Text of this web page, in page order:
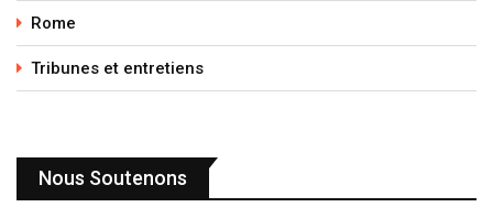
Rome
Tribunes et entretiens
Nous Soutenons